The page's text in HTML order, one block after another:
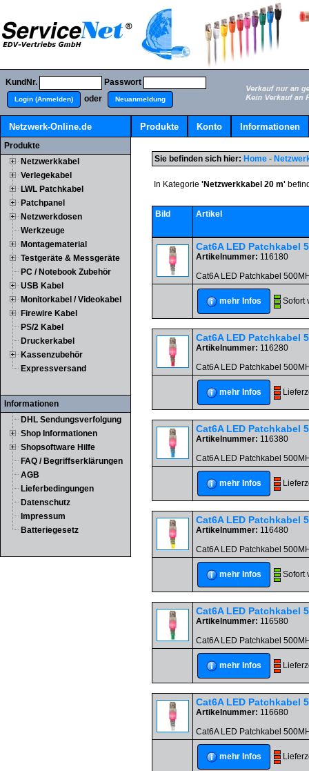
KundNr. Passwort
Login (Anmelden) oder Neuanmeldung
Netzwerk-Online.de Produkte Konto Informationen
Produkte
Netzwerkkabel
Verlegekabel
LWL Patchkabel
Patchpanel
Netzwerkdosen
Werkzeuge
Montagematerial
Testgeräte & Messgeräte
PC / Notebook Zubehör
USB Kabel
Monitorkabel / Videokabel
Firewire Kabel
PS/2 Kabel
Druckerkabel
Kassenzubehör
Expressversand
Informationen
DHL Sendungsverfolgung
Shop Informationen
Shopsoftware Hilfe
FAQ / Begriffserklärungen
AGB
Lieferbedingungen
Datenschutz
Impressum
Batteriegesetz
Sie befinden sich hier: Home -
In Kategorie 'Netzwerkkabel 20 m'
Bild Artikel
Cat6A LED Patchkabel
Artikelnummer: 116180
Cat6A LED Patchkabel
mehr Infos Sofort
Cat6A LED Patchkabel
Artikelnummer: 116280
Cat6A LED Patchkabel
mehr Infos
Cat6A LED Patchkabel
Artikelnummer: 116380
Cat6A LED Patchkabel
mehr Infos
Cat6A LED Patchkabel
Artikelnummer: 116480
Cat6A LED Patchkabel
mehr Infos Sofort
Cat6A LED Patchkabel
Artikelnummer: 116580
Cat6A LED Patchkabel
mehr Infos
Cat6A LED Patchkabel
Artikelnummer: 116680
Cat6A LED Patchkabel
mehr Infos